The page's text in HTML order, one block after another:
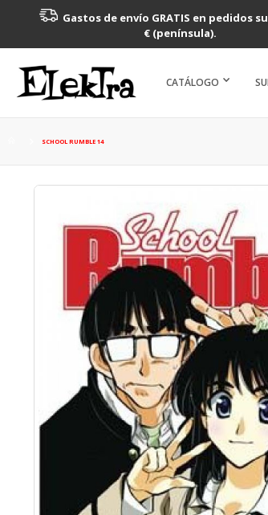
Gastos de envío GRATIS en pedidos
€ (península).
CATÁLOGO
SCHOOL RUMBLE 14
Saltar
imágenes